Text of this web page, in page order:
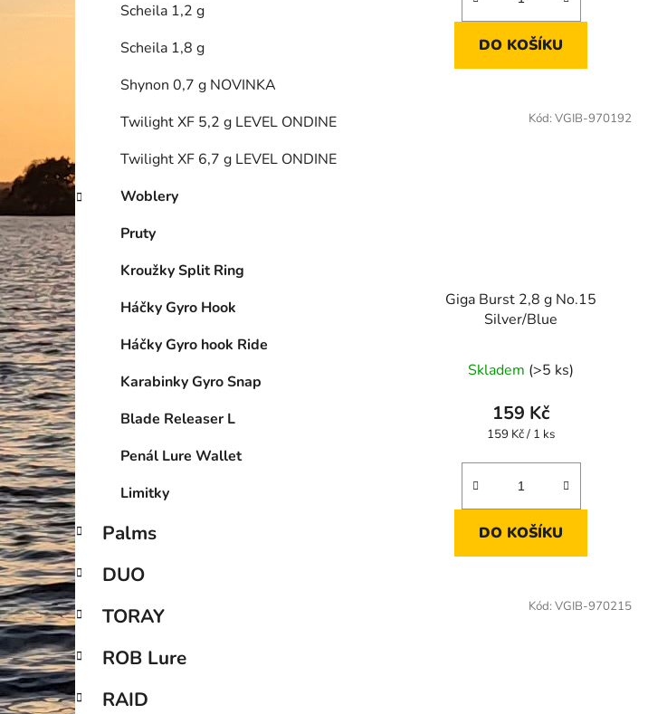
Scheila 1,2 g
Scheila 1,8 g
Shynon 0,7 g NOVINKA
Twilight XF 5,2 g LEVEL ONDINE
Twilight XF 6,7 g LEVEL ONDINE
Woblery
Pruty
Kroužky Split Ring
Háčky Gyro Hook
Háčky Gyro hook Ride
Karabinky Gyro Snap
Blade Releaser L
Penál Lure Wallet
Limitky
Palms
DUO
TORAY
ROB Lure
RAID
DO KOŠÍKU
Giga Burst 2,8 g No.15
Silver/Blue
Skladem (>5 ks)
159 Kč
Měrná
159 Kč / 1 ks
DO KOŠÍKU
Kód: VGIB-970192
Kód: VGIB-970215